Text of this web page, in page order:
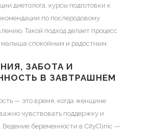
диетолога, курсы подготовки к
по послеродовому
Такой подход делает процесс
спокойным и радостным.
ЗАБОТА И
В ЗАВТРАШНЕМ
— это время, когда женщине
чувствовать поддержку и
Ведение беременности в CityClinic —